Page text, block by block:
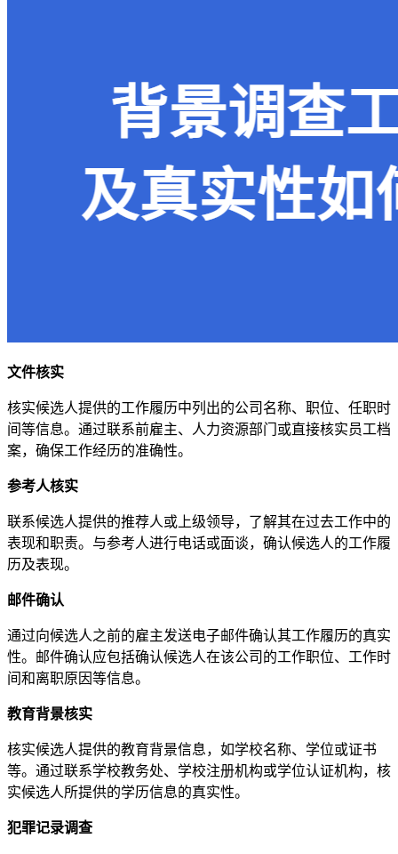
文件核实
核实候选人提供的工作履历中列出的公司名称、职位、任职时
间等信息。通过联系前雇主、人力资源部门或直接核实员工档
案，确保工作经历的准确性。
参考人核实
联系候选人提供的推荐人或上级领导，了解其在过去工作中的
表现和职责。与参考人进行电话或面谈，确认候选人的工作履
历及表现。
邮件确认
通过向候选人之前的雇主发送电子邮件确认其工作履历的真实
性。邮件确认应包括确认候选人在该公司的工作职位、工作时
间和离职原因等信息。
教育背景核实
核实候选人提供的教育背景信息，如学校名称、学位或证书
等。通过联系学校教务处、学校注册机构或学位认证机构，核
实候选人所提供的学历信息的真实性。
犯罪记录调查